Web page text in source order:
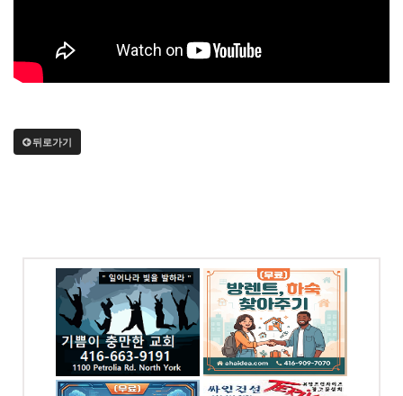
뒤로가기
(무료) 방렌트,하숙 찾
아주기
전화: 4169097070
4065 Chesswood Dr.
Toronto, ON